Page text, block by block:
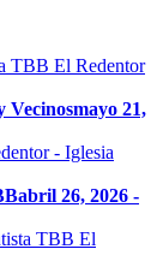
Vecinosmayo 21,
abril 26, 2026 -